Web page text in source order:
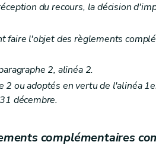
du recours, la décision
faire l'objet des règlements
2, alinéa 2.
2 ou adoptés en vertu de l'alinéa
décembre.
complémentaires